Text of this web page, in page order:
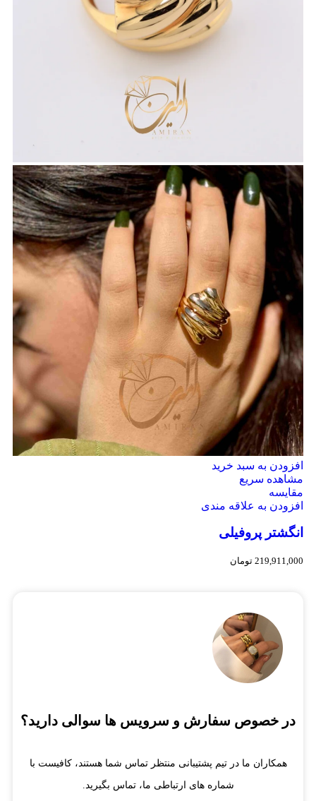
افزودن به سبد خرید
مشاهده سریع
مقایسه
افزودن به علاقه مندی
انگشتر پروفیلی
219,911,000 تومان
در خصوص سفارش و سرویس ها سوالی دارید؟
همکاران ما در تیم پشتیبانی منتظر تماس شما هستند، کافیست با
شماره های ارتباطی ما، تماس بگیرید.